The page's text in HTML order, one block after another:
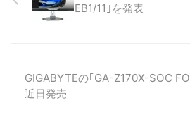
EB1/11｣を発表
GIGABYTEの｢GA-Z170X-SOC
近日発売